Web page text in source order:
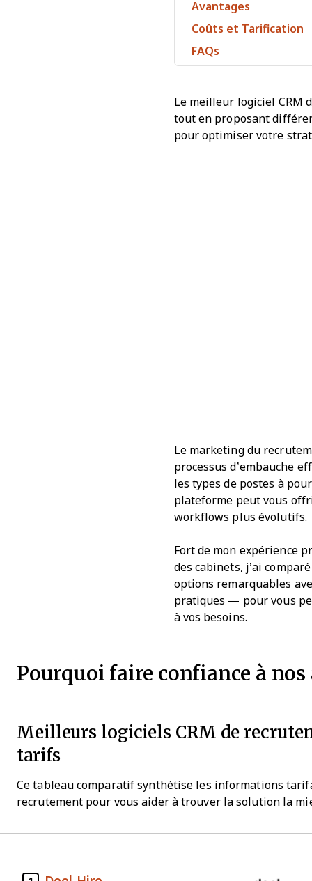
Avantages
Coûts et Tarification
FAQs
Le meilleur logiciel CRM
tout en proposant
pour optimiser votre
Le marketing du
processus d’embauche
les types de postes à
plateforme peut vous
workflows plus évolutifs.
Fort de mon expérience
des cabinets, j’ai
options remarquables
pratiques — pour vous
à vos besoins.
Pourquoi faire confiance à
Meilleurs logiciels CRM de
tarifs
Ce tableau comparatif synthétise les informations
recrutement pour vous aider à trouver la solution la